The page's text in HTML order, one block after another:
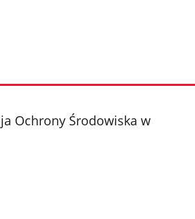
Ochrony Środowiska w